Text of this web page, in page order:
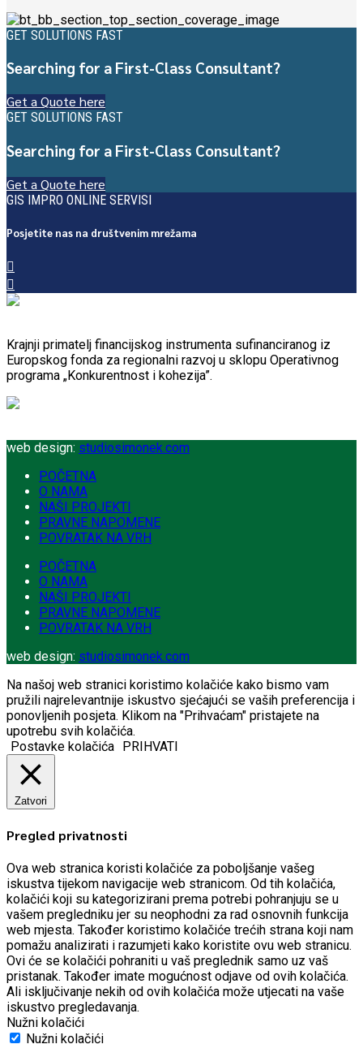
GET SOLUTIONS FAST
Searching for a First-Class Consultant?
Get a Quote here
GET SOLUTIONS FAST
Searching for a First-Class Consultant?
Get a Quote here
GIS IMPRO ONLINE SERVISI
Posjetite nas na društvenim mrežama
Krajnji primatelj financijskog instrumenta sufinanciranog iz
Europskog fonda za regionalni razvoj u sklopu Operativnog
programa „Konkurentnost i kohezija”.
web design: studiosimonek.com
POČETNA
O NAMA
NAŠI PROJEKTI
PRAVNE NAPOMENE
POVRATAK NA VRH
POČETNA
O NAMA
NAŠI PROJEKTI
PRAVNE NAPOMENE
POVRATAK NA VRH
web design: studiosimonek.com
Na našoj web stranici koristimo kolačiće kako bismo vam
pružili najrelevantnije iskustvo sjećajući se vaših preferencija i
ponovljenih posjeta. Klikom na "Prihvaćam" pristajete na
upotrebu svih kolačića.
Postavke kolačića PRIHVATI
Zatvori
Pregled privatnosti
Ova web stranica koristi kolačiće za poboljšanje vašeg
iskustva tijekom navigacije web stranicom. Od tih kolačića,
kolačići koji su kategorizirani prema potrebi pohranjuju se u
vašem pregledniku jer su neophodni za rad osnovnih funkcija
web mjesta. Također koristimo kolačiće trećih strana koji nam
pomažu analizirati i razumjeti kako koristite ovu web stranicu.
Ovi će se kolačići pohraniti u vaš preglednik samo uz vaš
pristanak. Također imate mogućnost odjave od ovih kolačića.
Ali isključivanje nekih od ovih kolačića može utjecati na vaše
iskustvo pregledavanja.
Nužni kolačići
Nužni kolačići